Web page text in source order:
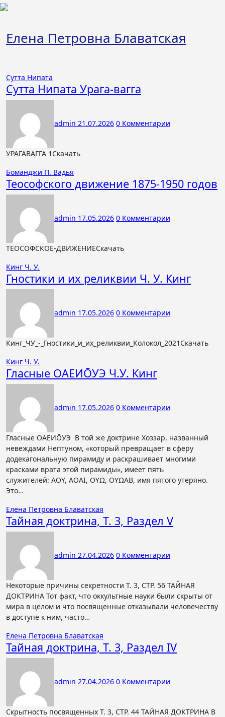
Перейти
Елена Петровна Блаватская
Сутта Нипата
Сутта Нипата Урага-вагга
admin 21.07.2026 0 Комментарии
УРАГАВАГГА 1Скачать
Боманджи П. Вадья
Теософского движение 1875-1950 годов
admin 17.05.2026 0 Комментарии
ТЕОСОФСКОЕ-ДВИЖЕНИЕСкачать
Кинг Ч. У.
Гностики и их реликвии Ч. У. Кинг
admin 17.05.2026 0 Комментарии
Кинг_ЧУ_-_Гностики_и_их_реликвии_Колокол_2021Скачать
Кинг Ч. У.
Гласные ОАЕИО̄УЭ Ч.У. Кинг
admin 17.05.2026 0 Комментарии
Гласные ОАЕИО̄УЭ В той же доктрине Хоззар, названный
невеждами Нептуном, «который превращает в сферу
додекагональную пирамиду и раскрашивает многими
красками врата этой пирамиды», имеет пять
служителей: ΑΟϒ, ΑΟΑΙ, ΟϒΩ, ΟϒΩΑΒ, имя пятого утеряно.
Это…
Елена Петровна Блаватская
Тайная доктрина, Т. 3, Раздел V
admin 27.04.2026 0 Комментарии
Некоторые причины секретности Т. 3, СТР. 56 ТАЙНАЯ
ДОКТРИНА Тот факт, что оккультные науки были скрыты от
мира в целом и что посвященные отказывали человечеству
в доступе к ним, часто…
Елена Петровна Блаватская
Тайная доктрина, Т. 3, Раздел IV
admin 27.04.2026 0 Комментарии
Скрытность посвященных Т. 3, СТР. 44 ТАЙНАЯ ДОКТРИНА В